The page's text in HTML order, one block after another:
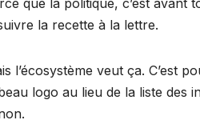
que la politique, c’est avant
la recette à la lettre.
l’écosystème veut ça. C’est
logo au lieu de la liste des